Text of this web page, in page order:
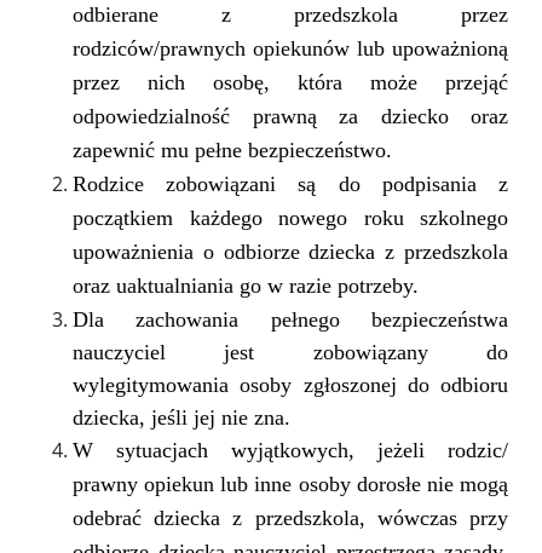
odbierane z przedszkola przez
rodziców/prawnych opiekunów lub upoważnioną
przez nich osobę, która może przejąć
odpowiedzialność prawną za dziecko oraz
zapewnić mu pełne bezpieczeństwo.
Rodzice zobowiązani są do podpisania z
początkiem każdego nowego roku szkolnego
upoważnienia o odbiorze dziecka z przedszkola
oraz uaktualniania go w razie potrzeby.
Dla zachowania pełnego bezpieczeństwa
nauczyciel jest zobowiązany do
wylegitymowania osoby zgłoszonej do odbioru
dziecka, jeśli jej nie zna.
W sytuacjach wyjątkowych, jeżeli rodzic/
prawny opiekun lub inne osoby dorosłe nie mogą
odebrać dziecka z przedszkola, wówczas przy